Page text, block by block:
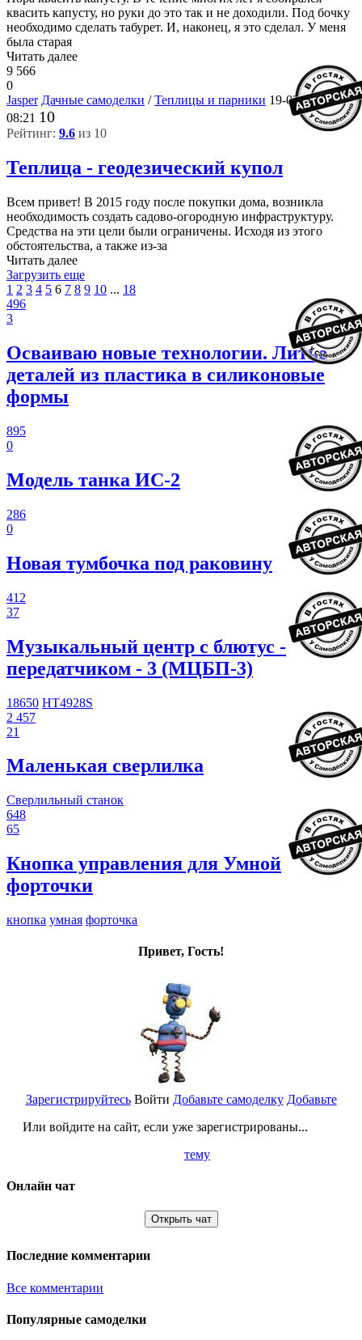
квасить капусту, но руки до это так и не доходили. Под бочку
необходимо сделать табурет. И, наконец, я это сделал. У меня
была старая
Читать далее
9 566
0
Jasper Дачные самоделки /Теплицы и парники 19-03-2018,
08:21 10
Рейтинг: 9.6 из 10
Теплица - геодезический купол
Всем привет! В 2015 году после покупки дома, возникла
необходимость создать садово-огородную инфраструктуру.
Средства на эти цели были ограничены. Исходя из этого
обстоятельства, а также из-за
Читать далее
Загрузить еще
1 2 3 4 5 6 7 8 9 10 ... 18
496
3
Осваиваю новые технологии. Литье
деталей из пластика в силиконовые
формы
895
0
Модель танка ИС-2
286
0
Новая тумбочка под раковину
412
37
Музыкальный центр с блютус -
передатчиком - 3 (МЦБП-3)
18650 HT4928S
2 457
21
Маленькая сверлилка
Сверлильный станок
648
65
Кнопка управления для Умной
форточки
кнопка умная форточка
Привет, Гость!
Зарегистрируйтесь
Или войдите на сайт, если уже зарегистрированы...
Войти Добавьте самоделку Добавьте
тему
Онлайн чат
Открыть чат
Последние комментарии
Все комментарии
Популярные самоделки